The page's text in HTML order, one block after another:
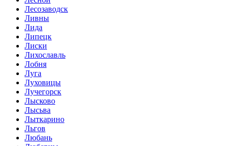
Лесозаводск
Ливны
Лида
Липецк
Лиски
Лихославль
Лобня
Луга
Луховицы
Лучегорск
Лысково
Лысьва
Лыткарино
Льгов
Любань